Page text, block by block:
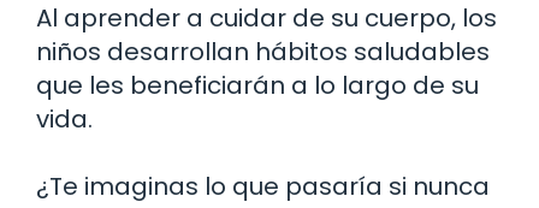
Al aprender a cuidar de su cuerpo, los
niños desarrollan hábitos saludables
que les beneficiarán a lo largo de su
vida.
¿Te imaginas lo que pasaría si nunca